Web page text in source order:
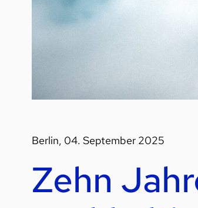
Berlin, 04. September 2025
Zehn